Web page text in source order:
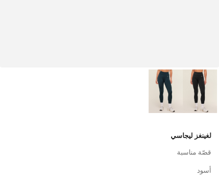
لغينغز ليجاسي
قصّة مناسبة
أسود